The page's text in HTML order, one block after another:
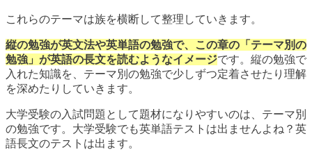
これらのテーマは族を横断して整理していきます。
縦の勉強が英文法や英単語の勉強で、この章の「テーマ別の
勉強」が英語の長文を読むようなイメージです。縦の勉強で
入れた知識を、テーマ別の勉強で少しずつ定着させたり理解
を深めたりしていきます。
大学受験の入試問題として題材になりやすいのは、テーマ別
の勉強です。大学受験でも英単語テストは出ませんよね？英
語長文のテストは出ます。